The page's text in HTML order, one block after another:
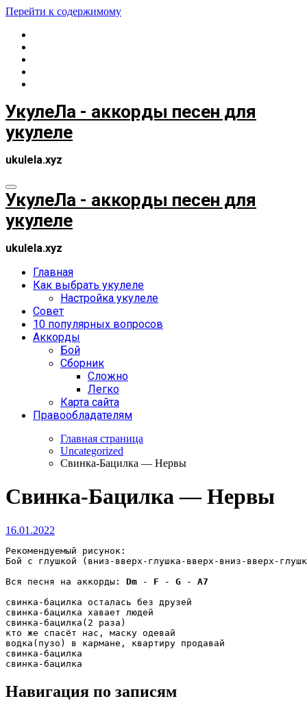
Перейти к содержимому
УкулеЛа - аккорды песен для
укулеле
ukulela.xyz
УкулеЛа - аккорды песен для
укулеле
ukulela.xyz
Главная
Как выбрать укулеле
Настройка укулеле
Совет
10 популярных вопросов
Аккорды
Бой
Сборник
Сложно
Легко
Карта сайта
Правообладателям
Главная страница
Uncategorized
Свинка-Бацилка — Нервы
Свинка-Бацилка — Нервы
16.01.2022
Рекомендуемый рисунок:
Бой с глушкой (вниз-вверх-глушка-вверх-вниз-вверх-
Вся песня на аккорды: Dm - F - G - A7
свинка-бацилка осталась без друзей
свинка-бацилка хавает людей
свинка-бацилка(2 раза)
кто же спасёт нас, маску одевай
водка(пузо) в кармане, квартиру продавай
свинка-бацилка
свинка-бацилка
Навигация по записям